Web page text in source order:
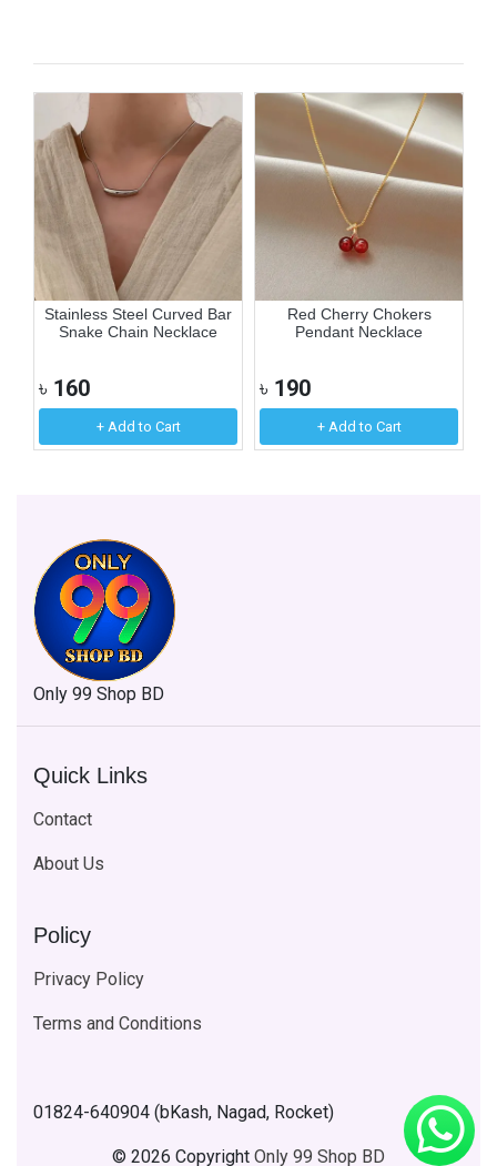
Stainless Steel Curved Bar
Snake Chain Necklace
৳ 160
+ Add to Cart
Red Cherry Chokers
Pendant Necklace
৳ 190
+ Add to Cart
Only 99 Shop BD
Quick Links
Contact
About Us
Policy
Privacy Policy
Terms and Conditions
01824-640904 (bKash, Nagad, Rocket)
© 2026 Copyright Only 99 Shop BD